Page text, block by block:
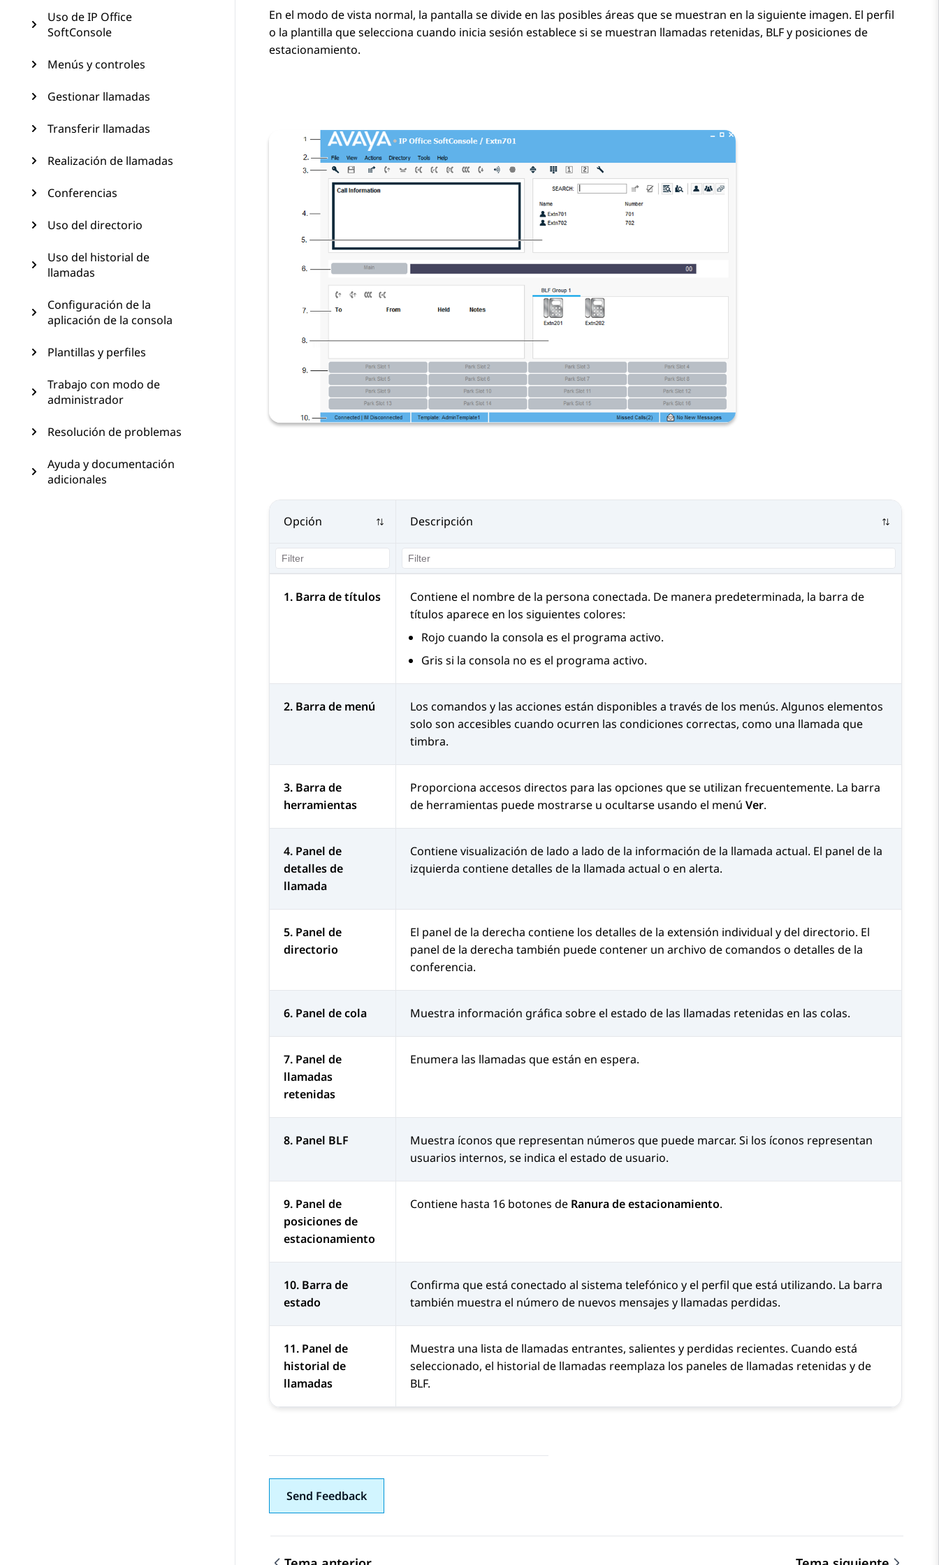
Uso de IP Office
SoftConsole
Menús y controles
Gestionar llamadas
Transferir llamadas
Realización de llamadas
Conferencias
Uso del directorio
Uso del historial de
llamadas
Configuración de la
aplicación de la consola
Plantillas y perfiles
Trabajo con modo de
administrador
Resolución de problemas
Ayuda y documentación
adicionales
En el modo de vista normal, la pantalla se divide en las posibles áreas que se muestran en la siguiente imagen. El perfil
o la plantilla que selecciona cuando inicia sesión establece si se muestran llamadas retenidas, BLF y posiciones de
estacionamiento.
Opción Descripción
1. Barra de títulos
Contiene el nombre de la persona conectada. De manera predeterminada, la barra de
títulos aparece en los siguientes colores:
Rojo cuando la consola es el programa activo.
Gris si la consola no es el programa activo.
2. Barra de menú
Los comandos y las acciones están disponibles a través de los menús. Algunos elementos
solo son accesibles cuando ocurren las condiciones correctas, como una llamada que
timbra.
3. Barra de
herramientas
Proporciona accesos directos para las opciones que se utilizan frecuentemente. La barra
de herramientas puede mostrarse u ocultarse usando el menú Ver.
4. Panel de
detalles de
llamada
Contiene visualización de lado a lado de la información de la llamada actual. El panel de la
izquierda contiene detalles de la llamada actual o en alerta.
5. Panel de
directorio
El panel de la derecha contiene los detalles de la extensión individual y del directorio. El
panel de la derecha también puede contener un archivo de comandos o detalles de la
conferencia.
6. Panel de cola Muestra información gráfica sobre el estado de las llamadas retenidas en las colas.
7. Panel de
llamadas
retenidas
Enumera las llamadas que están en espera.
8. Panel BLF
Muestra íconos que representan números que puede marcar. Si los íconos representan
usuarios internos, se indica el estado de usuario.
9. Panel de
posiciones de
estacionamiento
Contiene hasta 16 botones de Ranura de estacionamiento.
10. Barra de
estado
Confirma que está conectado al sistema telefónico y el perfil que está utilizando. La barra
también muestra el número de nuevos mensajes y llamadas perdidas.
11. Panel de
historial de
llamadas
Muestra una lista de llamadas entrantes, salientes y perdidas recientes. Cuando está
seleccionado, el historial de llamadas reemplaza los paneles de llamadas retenidas y de
BLF.
Send Feedback